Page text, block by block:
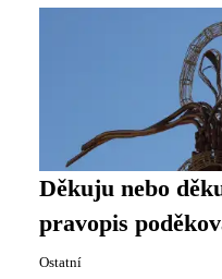
Děkuju nebo
pravopis
Ostatní